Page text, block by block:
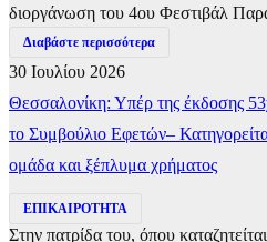
διοργάνωση του 4ου Φεστιβάλ
Διαβάστε περισσότερα
30 Ιουλίου 2026
Θεσσαλονίκη: Υπέρ της έκδοσης
το Συμβούλιο Εφετών–
ομάδα και ξέπλυμα χρήματος
ΕΠΙΚΑΙΡΟΤΗΤΑ
Στην πατρίδα του, όπου